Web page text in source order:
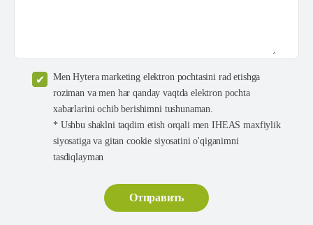
Men Hytera marketing elektron pochtasini rad etishga
roziman va men har qanday vaqtda elektron pochta
xabarlarini ochib berishimni tushunaman.
* Ushbu shaklni taqdim etish orqali men IHEAS maxfiylik
siyosatiga va gitan cookie siyosatini o'qiganimni
tasdiqlayman